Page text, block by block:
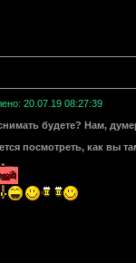
20.07.19 08:27:39
будете? Нам,
посмотреть, как вы